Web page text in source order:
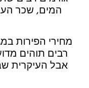
המים, שכר
מחירי הפירות
רבים תוהים
אבל העיקרית